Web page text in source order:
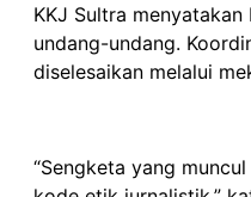
KKJ Sultra
undang-undang.
diselesaikan melalui
“Sengketa yang